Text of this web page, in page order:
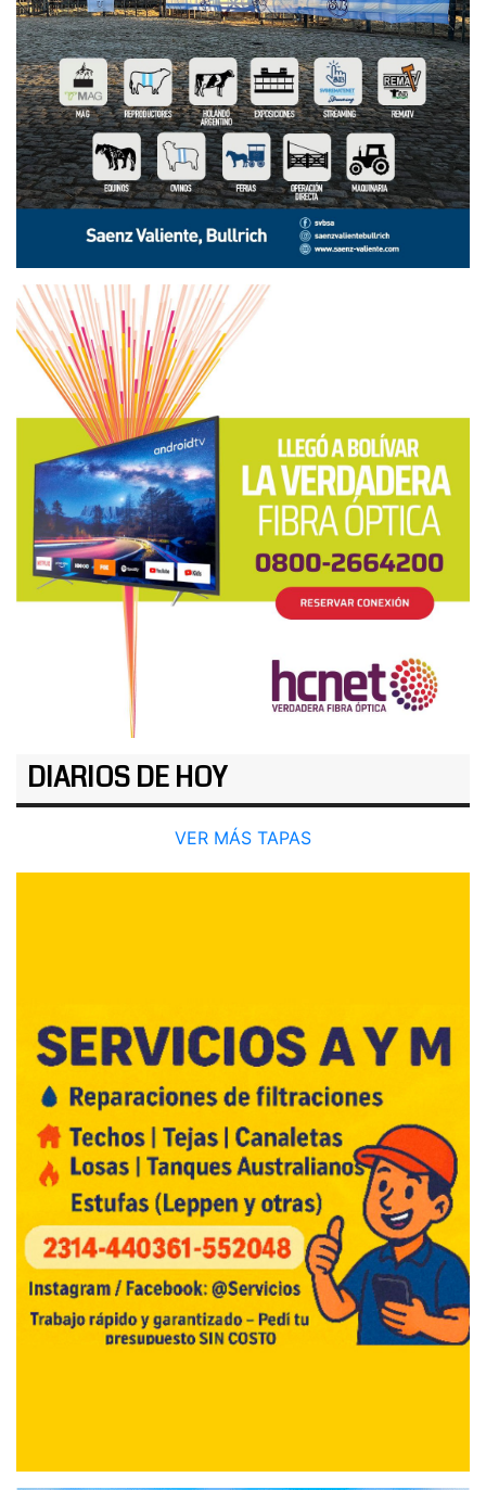
DIARIOS DE HOY
VER MÁS TAPAS